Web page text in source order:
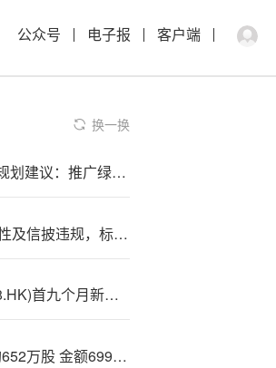
公众号 电子报 客户端
换一换
内蒙古‘“’十五五”规划建议：推广绿电直连、增量配电网等消纳新模式
未!遵循评级一致性及信披违规，标普信用评级（中国）遭警示函
富卫集‘团’(01828.HK)首九个月新增业务销售额按年上升37%
中?通客车已回购652万股 金额6999万元